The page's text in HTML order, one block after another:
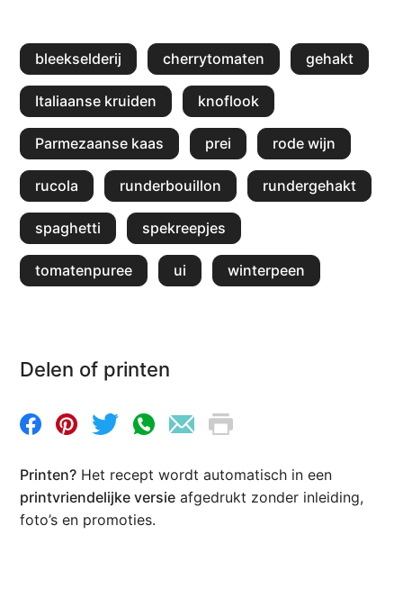
bleekselderij cherrytomaten gehakt
Italiaanse kruiden knoflook
Parmezaanse kaas prei rode wijn
rucola runderbouillon rundergehakt
spaghetti spekreepjes
tomatenpuree ui winterpeen
Delen of printen
Printen? Het recept wordt automatisch in een
printvriendelijke versie afgedrukt zonder inleiding,
foto’s en promoties.